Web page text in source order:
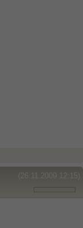
(26.11.2009 12:15)